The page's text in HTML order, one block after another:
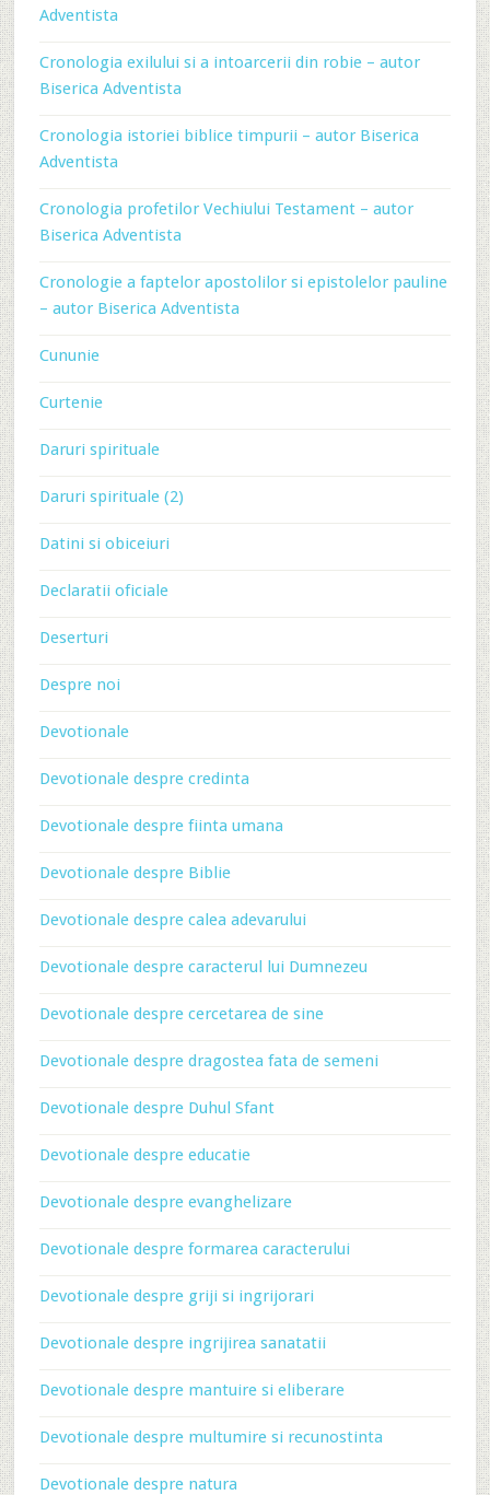
Adventista
Cronologia exilului si a intoarcerii din robie – autor
Biserica Adventista
Cronologia istoriei biblice timpurii – autor Biserica
Adventista
Cronologia profetilor Vechiului Testament – autor
Biserica Adventista
Cronologie a faptelor apostolilor si epistolelor pauline
– autor Biserica Adventista
Cununie
Curtenie
Daruri spirituale
Daruri spirituale (2)
Datini si obiceiuri
Declaratii oficiale
Deserturi
Despre noi
Devotionale
Devotionale despre credinta
Devotionale despre fiinta umana
Devotionale despre Biblie
Devotionale despre calea adevarului
Devotionale despre caracterul lui Dumnezeu
Devotionale despre cercetarea de sine
Devotionale despre dragostea fata de semeni
Devotionale despre Duhul Sfant
Devotionale despre educatie
Devotionale despre evanghelizare
Devotionale despre formarea caracterului
Devotionale despre griji si ingrijorari
Devotionale despre ingrijirea sanatatii
Devotionale despre mantuire si eliberare
Devotionale despre multumire si recunostinta
Devotionale despre natura